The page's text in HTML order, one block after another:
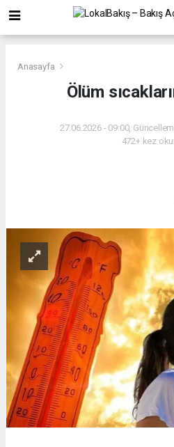
Anasayfa
Ölüm
27.06.2026 - 09:00,
472+ kez